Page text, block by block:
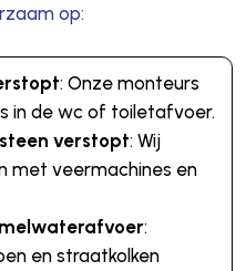
op:
: Onze monteurs
in de wc of toiletafvoer.
verstopt: Wij
met veermachines en
:
en straatkolken